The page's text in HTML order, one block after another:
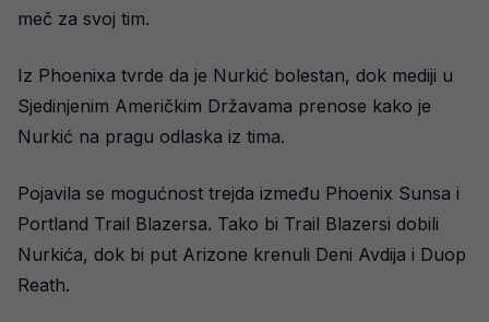
meč za svoj tim.
Iz Phoenixa tvrde da je Nurkić bolestan, dok mediji u
Sjedinjenim Američkim Državama prenose kako je
Nurkić na pragu odlaska iz tima.
Pojavila se mogućnost trejda između Phoenix Sunsa i
Portland Trail Blazersa. Tako bi Trail Blazersi dobili
Nurkića, dok bi put Arizone krenuli Deni Avdija i Duop
Reath.